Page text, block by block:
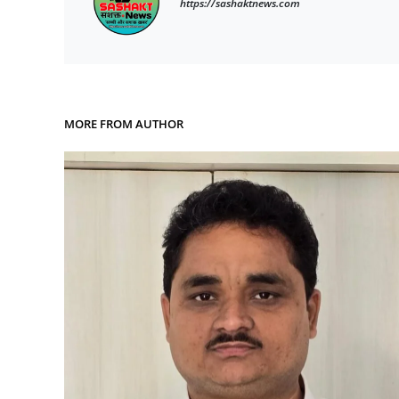
https://sashaktnews.com
MORE FROM AUTHOR